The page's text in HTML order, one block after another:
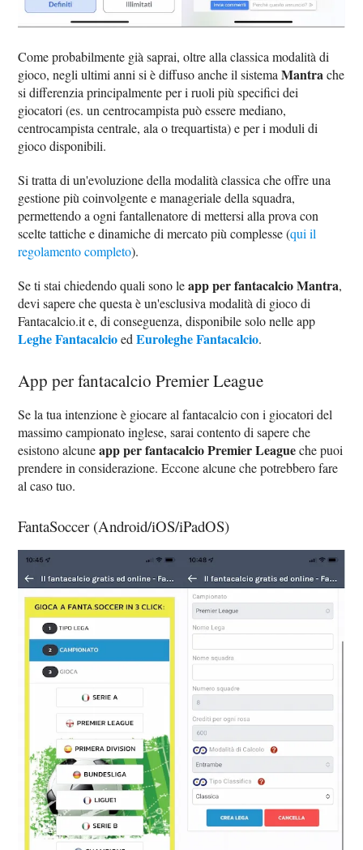
Come probabilmente già saprai, oltre alla classica modalità di
gioco, negli ultimi anni si è diffuso anche il sistemaMantrache
si differenzia principalmente per i ruoli più specifici dei
giocatori (es. un centrocampista può essere mediano,
centrocampista centrale, ala o trequartista) e per i moduli di
gioco disponibili.
Si tratta di un'evoluzione della modalità classica che offre una
gestione più coinvolgente e manageriale della squadra,
permettendo a ogni fantallenatore di mettersi alla prova con
scelte tattiche e dinamiche di mercato più complesse (qui il
regolamento completo).
Se ti stai chiedendo quali sono leapp per fantacalcio Mantra,
devi sapere che questa è un'esclusiva modalità di gioco di
Fantacalcio.it e, di conseguenza, disponibile solo nelle app
Leghe FantacalcioedEuroleghe Fantacalcio.
App per fantacalcio Premier League
Se la tua intenzione è giocare al fantacalcio con i giocatori del
massimo campionato inglese, sarai contento di sapere che
esistono alcuneapp per fantacalcio Premier Leagueche puoi
prendere in considerazione. Eccone alcune che potrebbero fare
al caso tuo.
FantaSoccer (Android/iOS/iPadOS)